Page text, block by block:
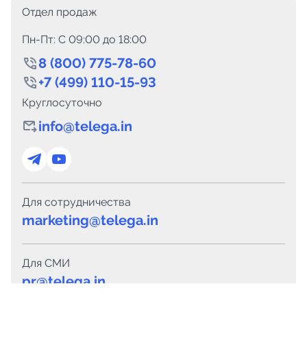
Отдел продаж
Пн-Пт: C 09:00 до 18:00
8 (800) 775-78-60
+7 (499) 110-15-93
Круглосуточно
info@telega.in
Для сотрудничества
marketing@telega.in
Для СМИ
pr@telega.in